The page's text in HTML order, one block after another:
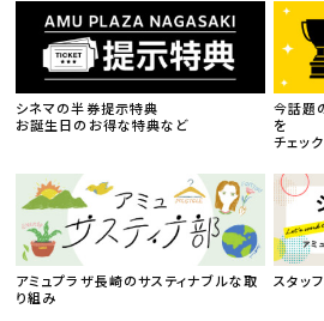
シネマの半券提示特典
お誕生日のお得な特典など
今話題
を
チェック
アミュプラザ長崎のサスティナブルな取
り組み
スタッ